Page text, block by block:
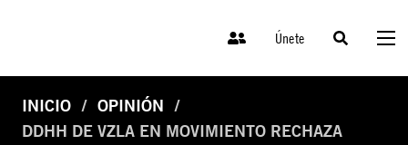
Únete
INICIO
OPINIÓN
DDHH DE VZLA EN MOVIMIENTO RECHAZA